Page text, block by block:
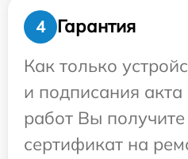
4
Гарантия
Как только
и подписания
работ Вы
сертификат на